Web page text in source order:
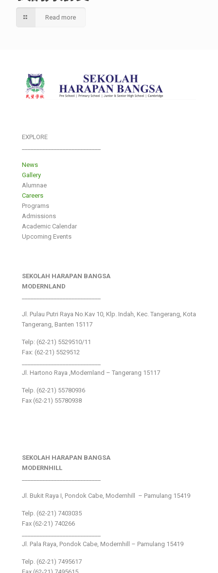
Read more
EXPLORE
News
Gallery
Alumnae
Careers
Programs
Admissions
Academic Calendar
Upcoming Events
SEKOLAH HARAPAN BANGSA
MODERNLAND
Jl. Pulau Putri Raya No.Kav 10, Klp. Indah, Kec. Tangerang, Kota
Tangerang, Banten 15117
Telp: (62-21) 5529510/11
Fax: (62-21) 5529512
Jl. Hartono Raya ,Modernland – Tangerang 15117
Telp. (62-21) 55780936
Fax (62-21) 55780938
SEKOLAH HARAPAN BANGSA
MODERNHILL
Jl. Bukit Raya I, Pondok Cabe, Modernhill – Pamulang 15419
Telp. (62-21) 7403035
Fax (62-21) 740266
Jl. Pala Raya, Pondok Cabe, Modernhill – Pamulang 15419
Telp. (62-21) 7495617